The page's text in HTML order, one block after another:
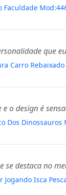
Faculdade
que
Carro
o design é
Dos Dinossauros
se destaca no
Isca